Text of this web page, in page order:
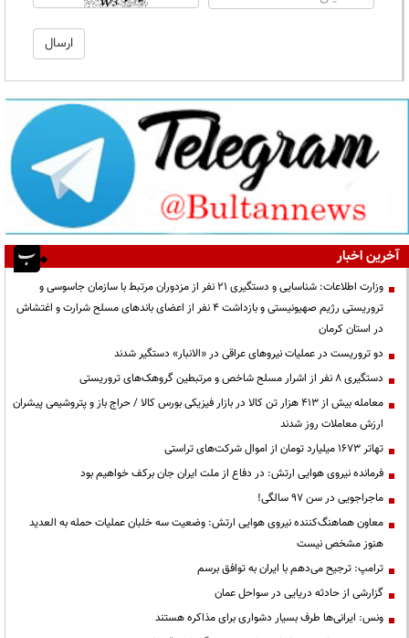
آخرین اخبار
وزارت اطلاعات: شناسایی و دستگیری ۲۱ نفر از مزدوران مرتبط با سازمان جاسوسی و
تروریستی رژیم صهیونیستی و بازداشت ۴ نفر از اعضای باندهای مسلح شرارت و اغتشاش
در استان کرمان
دو تروریست در عملیات نیروهای عراقی در «الانبار» دستگیر شدند
دستگیری ۸ نفر از اشرار مسلح شاخص و مرتبطین گروهک‌های تروریستی
معامله بیش از ۴۱۳ هزار تن کالا در بازار فیزیکی بورس کالا / حراج باز و پتروشیمی پیشران
ارزش معاملات روز شدند
تهاتر ۱۶۷۳ میلیارد تومان از اموال شرکت‌های تراستی
فرمانده نیروی هوایی ارتش: در دفاع از ملت ایران جان برکف خواهیم بود
ماجراجویی در سن ۹۷ سالگی!
معاون هماهنگ‌کننده نیروی هوایی ارتش: وضعیت سه خلبان عملیات حمله به العدید
هنوز مشخص نیست
ترامپ: ترجیح می‌دهم با ایران به توافق برسم
گزارشی از حادثه دریایی در سواحل عمان
ونس: ایرانی‌ها طرف بسیار دشواری برای مذاکره هستند